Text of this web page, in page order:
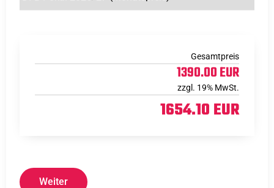
Gesamtpreis
1390.00 EUR
zzgl. 19% MwSt.
1654.10 EUR
Weiter